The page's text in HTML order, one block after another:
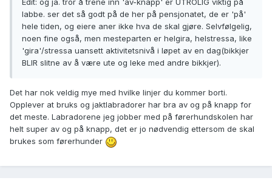
Edit: og ja. tror å trene inn 'av-knapp' er UTROLIG viktig på
labbe. ser det så godt på de her på pensjonatet, de er 'på'
hele tiden, og eiere aner ikke hva de skal gjøre. Selvfølgelig,
noen fine også, men mesteparten er helgira, helstressa, like
'gira'/stressa uansett aktivitetsnivå i løpet av en dag(bikkjer
BLIR slitne av å være ute og leke med andre bikkjer).
Det har nok veldig mye med hvilke linjer du kommer borti.
Opplever at bruks og jaktlabradorer har bra av og på knapp for
det meste. Labradorene jeg jobber med på førerhundskolen har
helt super av og på knapp, det er jo nødvendig ettersom de skal
brukes som førerhunder